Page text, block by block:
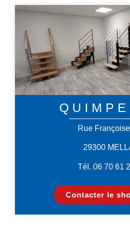
Rue
29300
Tél. 06 70 61
Contacter le